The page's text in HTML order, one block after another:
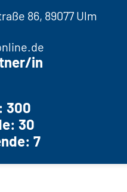
86, 89077 Ulm
in
300
30
7